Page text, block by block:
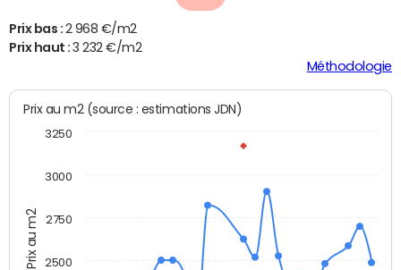
Prix bas : 2 968 €/m2
Prix haut :3 232 €/m2
Méthodologie
Prix au m2
Prix au m2 (source : estimations JDN)
2500
2750
3000
3250